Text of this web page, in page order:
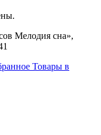
Мелодия сна»,
Товары в